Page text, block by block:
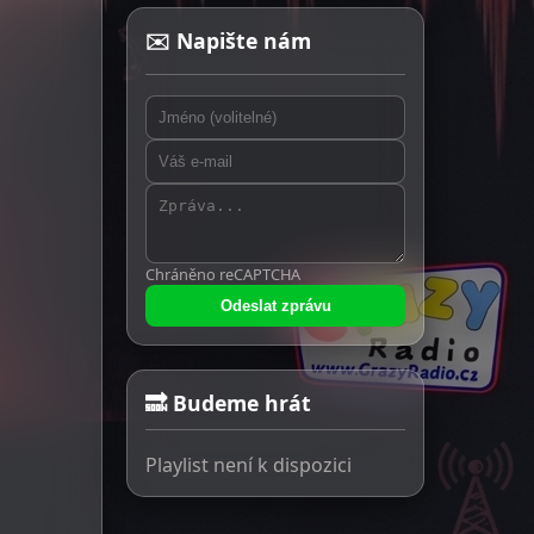
✉️ Napište nám
Chráněno reCAPTCHA
Odeslat zprávu
🔜 Budeme hrát
Playlist není k dispozici